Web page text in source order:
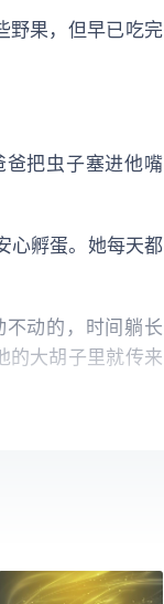
野果，但早已吃完
把虫子塞进他嘴
心孵蛋。她每天都
动的，时间躺长
的大胡子里就传来